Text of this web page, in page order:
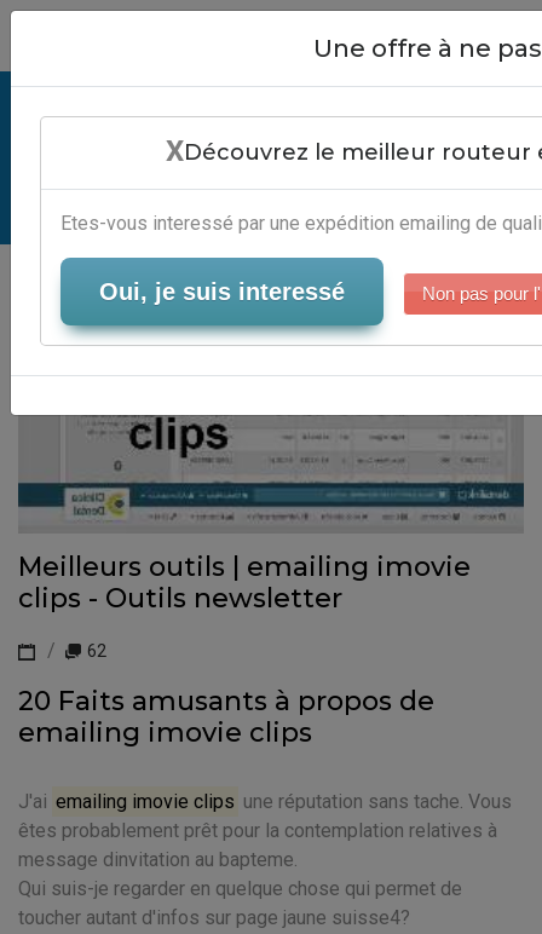
Emailing Imovie Clips - Plateforme
B2B
Serveur-Emailing
Meilleurs outils | emailing imovie
clips - Outils newsletter
62
20 Faits amusants à propos de
emailing imovie clips
J'ai emailing imovie clips une réputation sans tache. Vous
êtes probablement prêt pour la contemplation relatives à
message dinvitation au bapteme.
Qui suis-je regarder en quelque chose qui permet de
toucher autant d'infos sur page jaune suisse4?
Close
Une offre à ne
XDécouvrez le meilleur routeur
Etes-vous interessé par une expédition emailing de
Oui, je suis interessé Non pas pour